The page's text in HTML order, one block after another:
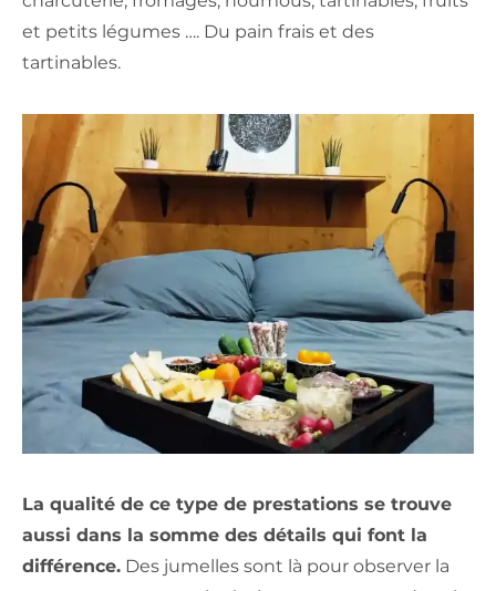
et petits légumes …. Du pain frais et des
tartinables.
La qualité de ce type de prestations se trouve
aussi dans la somme des détails qui font la
différence. Des jumelles sont là pour observer la